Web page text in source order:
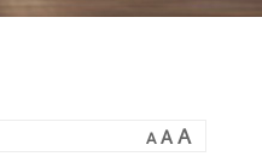
A A A